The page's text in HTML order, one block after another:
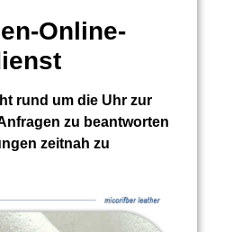
Online-
rund um die Uhr zur
zu beantworten
zeitnah zu